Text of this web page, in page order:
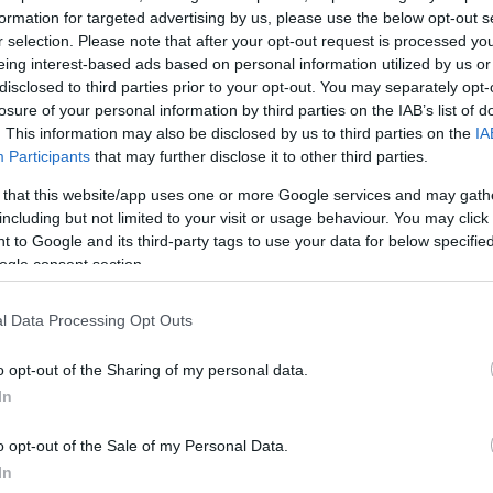
for targeted advertising by us, please use the below opt-out
selection. Please note that after your opt-out request is processed
interest-based ads based on personal information utilized by us
to third parties prior to your opt-out. You may separately
of your personal information by third parties on the IAB’s list of
This information may also be disclosed by us to third parties on the
Participants that may further disclose it to other third parties.
that this website/app uses one or more Google services and may
but not limited to your visit or usage behaviour. You may
to Google and its third-party tags to use your data for below
consent section.
Data Processing Opt Outs
opt-out of the Sharing of my personal data.
opt-out of the Sale of my Personal Data.
ΔΙΑΦΗΜΙΣΗ